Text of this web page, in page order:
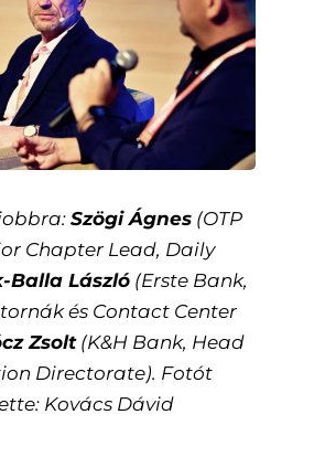
Szögi Ágnes (OTP
Chapter Lead, Daily
Balla László (Erste Bank,
és Contact Center
Zsolt(K&H Bank, Head
Directorate). Fotót
Kovács Dávid